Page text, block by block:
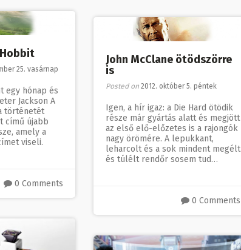
25. vasárnap
egy hónap és
Jackson A
történetét
című újabb
amely a
viseli.
0 Comments
John McClane ötödszörre
is
Posted on 2012. október 5. péntek
Igen, a hír igaz: a Die Hard ötödik
része már gyártás alatt és megjött
az első elő-előzetes is a rajongók
nagy örömére. A lepukkant,
leharcolt és a sok mindent megélt
és túlélt rendőr sosem tud…
0 Comments